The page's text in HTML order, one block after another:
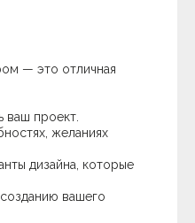
— это отличная
ваш проект.
желаниях
дизайна, которые
вашего